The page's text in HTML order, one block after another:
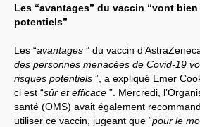
Les “avantages” du vaccin “vont
potentiels”
Les “avantages ” du vaccin
des personnes menacées de Covid-19
risques potentiels ”, a expliqué Emer
ci est “sûr et efficace ”. Mercredi,
santé (OMS) avait également
utiliser ce vaccin, jugeant que “pour le